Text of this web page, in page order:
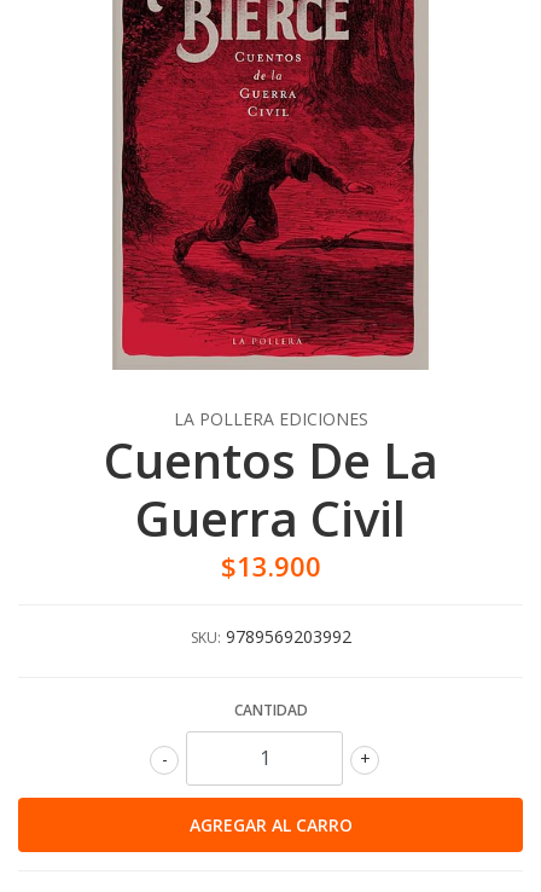
LA POLLERA EDICIONES
Cuentos De La
Guerra Civil
$13.900
SKU: 9789569203992
CANTIDAD
+
-